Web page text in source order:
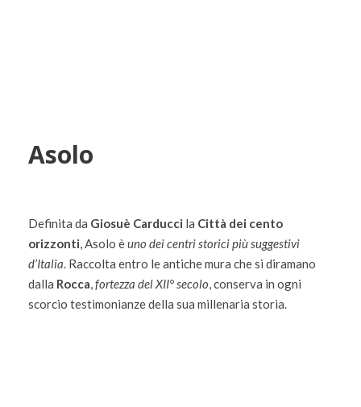
Asolo
Definita da Giosuè Carducci la Città dei cento
orizzonti, Asolo èuno dei centri storici più suggestivi
d’Italia. Raccolta entro le antiche mura che si diramano
dalla Rocca,fortezza del XII° secolo, conserva in ogni
scorcio testimonianze della sua millenaria storia.